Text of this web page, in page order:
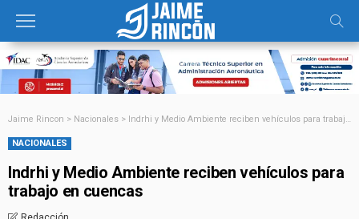
Jaime Rincon > Nacionales > Indrhi y Medio Ambiente reciben vehículos para trabajo en cuencas
NACIONALES
Indrhi y Medio Ambiente reciben vehículos para
trabajo en cuencas